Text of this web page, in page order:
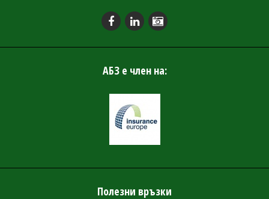
АБЗ е член на:
Полезни връзки